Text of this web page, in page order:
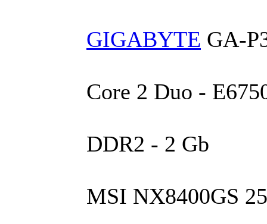
GIGABYTE GA-
Core 2 Duo -
DDR2 - 2 Gb
MSI NX8400GS